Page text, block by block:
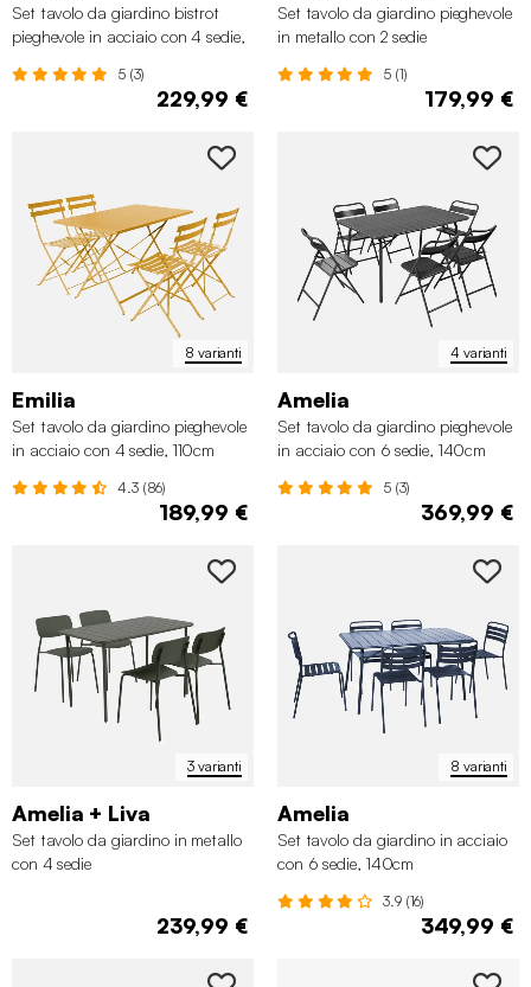
Set tavolo da giardino bistrot
pieghevole in acciaio con 4 sedie,
5 (3)
229,99 €
Set tavolo da giardino pieghevole
in metallo con 2 sedie
5 (1)
179,99 €
8 varianti
Emilia
Set tavolo da giardino pieghevole
in acciaio con 4 sedie, 110cm
4.3 (86)
189,99 €
4 varianti
Amelia
Set tavolo da giardino pieghevole
in acciaio con 6 sedie, 140cm
5 (3)
369,99 €
3 varianti
Amelia + Liva
Set tavolo da giardino in metallo
con 4 sedie
239,99 €
8 varianti
Amelia
Set tavolo da giardino in acciaio
con 6 sedie, 140cm
3.9 (16)
349,99 €